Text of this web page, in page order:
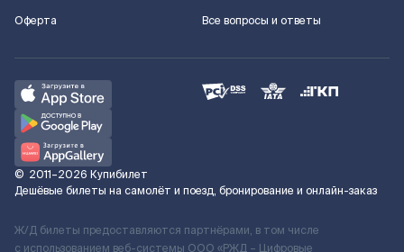
Оферта
Все вопросы и ответы
© 2011–2026 Купибилет
Дешёвые билеты на самолёт и поезд, бронирование и онлайн-заказ
Ж/Д билеты предоставляются партнёрами, в том числе
с использованием веб-системы ООО «РЖД – Цифровые